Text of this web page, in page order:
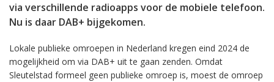
via verschillende radioapps voor de mobiele telefoon.
Nu is daar DAB+ bijgekomen.
Lokale publieke omroepen in Nederland kregen eind 2024 de
mogelijkheid om via DAB+ uit te gaan zenden. Omdat
Sleutelstad formeel geen publieke omroep is, moest de omroep